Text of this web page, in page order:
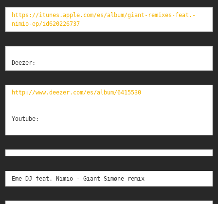
https://itunes.apple.com/es/album/giant-remixes-feat.-
nimio-ep/id620226737
Deezer:
http://www.deezer.com/es/album/6415530
Youtube:
Eme DJ feat. Nimio - Giant Simøne remix